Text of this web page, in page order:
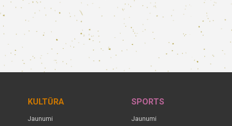
KULTŪRA
Jaunumi
SPORTS
Jaunumi